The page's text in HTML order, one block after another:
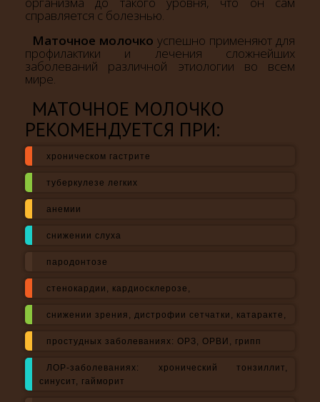
справляется с болезнью.
Маточное молочко успешно применяют для
профилактики и лечения сложнейших
заболеваний различной этиологии во всем
мире.
МАТОЧНОЕ МОЛОЧКО
РЕКОМЕНДУЕТСЯ ПРИ:
хроническом гастрите
туберкулезе легких
анемии
снижении слуха
пародонтозе
стенокардии, кардиосклерозе,
снижении зрения, дистрофии сетчатки, катаракте,
простудных заболеваниях: ОРЗ, ОРВИ, грипп
ЛОР-заболеваниях: хронический тонзиллит,
синусит, гайморит